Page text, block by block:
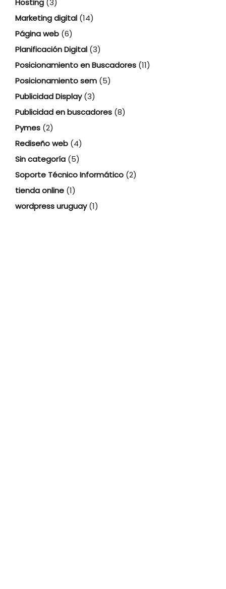
Hosting (3)
Marketing digital (14)
Página web (6)
Planificación Digital (3)
Posicionamiento en Buscadores (11)
Posicionamiento sem (5)
Publicidad Display(3)
Publicidad en buscadores (8)
Pymes (2)
Rediseño web (4)
Sin categoría (5)
Soporte Técnico Informático (2)
tienda online (1)
wordpress uruguay(1)